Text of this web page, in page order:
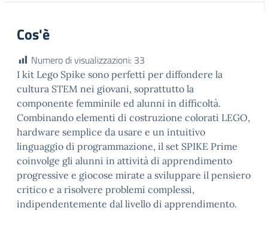
Cos'è
Numero di visualizzazioni: 33
I kit Lego Spike sono perfetti per diffondere la
cultura STEM nei giovani, soprattutto la
componente femminile ed alunni in difficoltà.
Combinando elementi di costruzione colorati LEGO,
hardware semplice da usare e un intuitivo
linguaggio di programmazione, il set SPIKE Prime
coinvolge gli alunni in attività di apprendimento
progressive e giocose mirate a sviluppare il pensiero
critico e a risolvere problemi complessi,
indipendentemente dal livello di apprendimento.